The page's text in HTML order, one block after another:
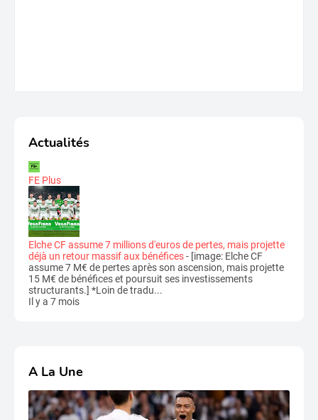
Actualités
FE Plus
Elche CF assume 7 millions d'euros de pertes, mais projette
déjà un retour massif aux bénéfices- [image: Elche CF
assume 7 M€ de pertes après son ascension, mais projette
15 M€ de bénéfices et poursuit ses investissements
structurants.] *Loin de tradu...
Il y a 7 mois
A La Une